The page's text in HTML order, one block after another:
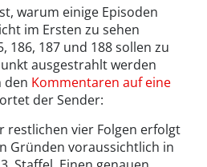
warum einige Episoden
im Ersten zu sehen
186, 187 und 188 sollen zu
ausgestrahlt werden
den Kommentaren auf eine
der Sender:
restlichen vier Folgen erfolgt
Gründen voraussichtlich in